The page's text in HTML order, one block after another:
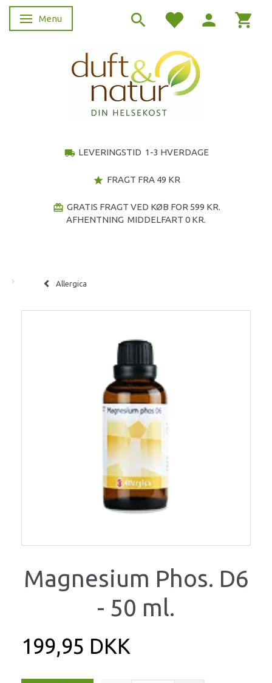
Skifte navigation
Menu
local_shipping LEVERINGSTID 1-3 HVERDAGE
star FRAGT FRA 49 KR
redeem GRATIS FRAGT VED KØB FOR 599 KR.
AFHENTNING MIDDELFART 0 KR.
Allergica
Magnesium Phos. D6
- 50 ml.
199,95 DKK